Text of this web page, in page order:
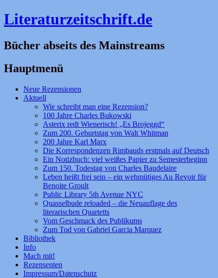
Literaturzeitschrift.de
Bücher abseits des Mainstreams
Hauptmenü
Zum
Inhalt
Neue Rezensionen
Aktuell
Wie schreibt man eine Rezension?
100 Jahre Charles Bukowski
Asterix redt Wienerisch! „Es Brojeggd“
Zum 200. Geburtstag von Walt Whitman
200 Jahre Karl Marx
Die Korrespondenzen Rimbauds erstmals auf Deutsch
Ein Notizbuch: viel weißes Papier zu Semesterbeginn
Zum 150. Todestag von Charles Baudelaire
Leben heißt frei sein – ein wehmütiges Au Revoir für
Benoite Groult
Public Library 5th Avenue NYC
Quasselbude reloaded – die Neuauflage des
literarischen Quartetts
Vom Geschmack des Publikums
Zum Tod von Gabriel Garcia Marquez
Bibliothek
Info
Mach mit!
Rezensenten
Impressum/Datenschutz